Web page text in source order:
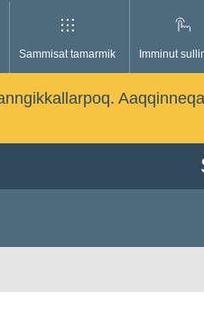
Sammisat tamarmik Imminut